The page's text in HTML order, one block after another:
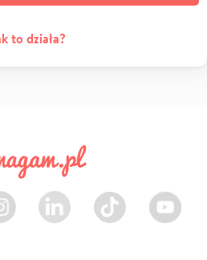
to działa?
LinkedIn TikTok Youtube